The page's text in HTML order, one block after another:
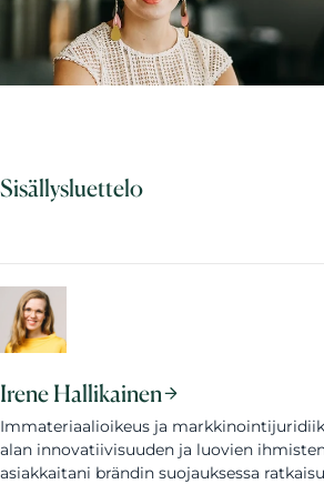
Sisällysluettelo
Irene Hallikainen
Immateriaalioikeus ja
alan innovatiivisuuden ja luovien
asiakkaitani brändin suojauksessa